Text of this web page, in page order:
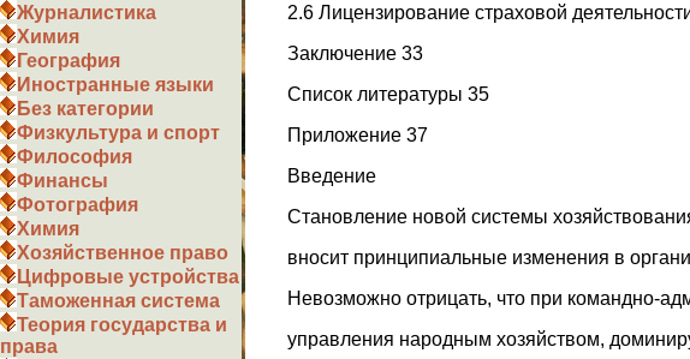
Журналистика
Химия
География
Иностранные языки
Без категории
Физкультура и спорт
Философия
Финансы
Фотография
Химия
Хозяйственное право
Цифровые устройства
Таможенная система
Теория государства и
права
2.6 Лицензирование страховой
Заключение 33
Список литературы 35
Приложение 37
Введение
Становление новой системы
вносит принципиальные изменения в
Невозможно отрицать, что при командно-
управления народным хозяйством,